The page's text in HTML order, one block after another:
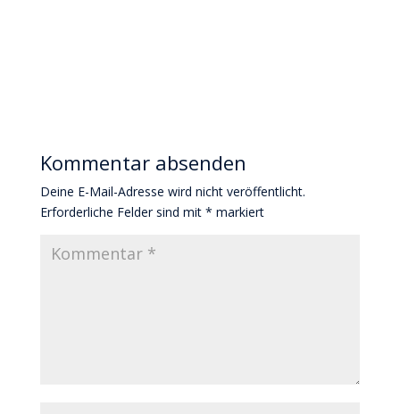
Kommentar absenden
Deine E-Mail-Adresse wird nicht veröffentlicht.
Erforderliche Felder sind mit * markiert